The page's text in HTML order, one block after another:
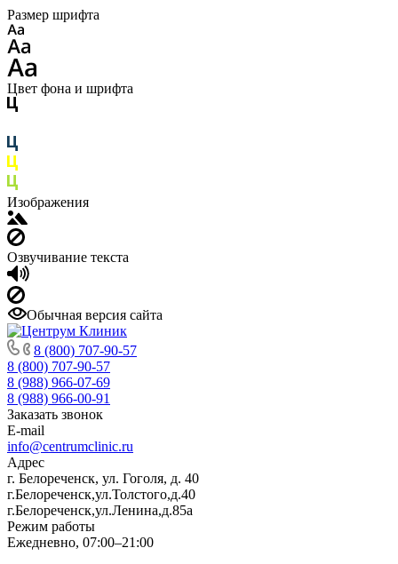
Размер шрифта
Цвет фона и шрифта
Изображения
Озвучивание текста
Обычная версия сайта
8 (800) 707-90-57
8 (800) 707-90-57
8 (988) 966-07-69
8 (988) 966-00-91
Заказать звонок
E-mail
info@centrumclinic.ru
Адрес
г. Белореченск, ул. Гоголя, д. 40
г.Белореченск,ул.Толстого,д.40
г.Белореченск,ул.Ленина,д.85а
Режим работы
Ежедневно, 07:00–21:00